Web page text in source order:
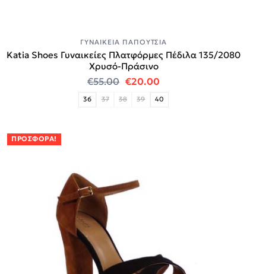
ΓΥΝΑΙΚΕΊΑ ΠΑΠΟΎΤΣΙΑ
Katia Shoes Γυναικείες Πλατφόρμες Πέδιλα 135/2080
Χρυσό-Πράσινο
€55.00 Original price was: €55.00.
€20.00Η τρέχουσα τιμή
36 37 38 39 40
ΠΡΟΣΦΟΡΆ!